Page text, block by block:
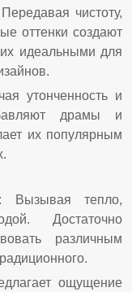
чистоту,
оттенки создают
идеальными для
утонченность и
драмы и
их популярным
Вызывая тепло,
Достаточно
различным
ощущение